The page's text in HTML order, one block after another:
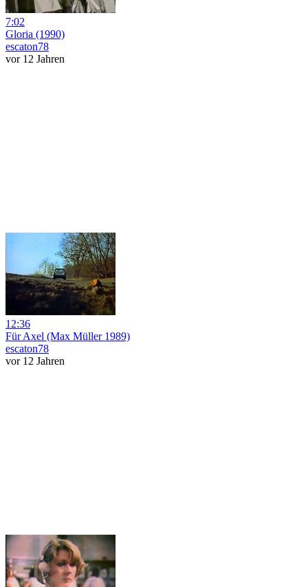
7:02
Gloria (1990)
escaton78
vor 12 Jahren
12:36
Für Axel (Max Müller 1989)
escaton78
vor 12 Jahren